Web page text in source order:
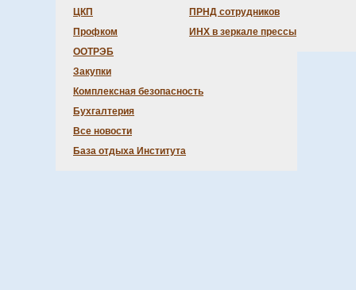
ЦКП
Профком
ООТРЭБ
Закупки
Комплексная безопасность
Бухгалтерия
Все новости
База отдыха Института
ПРНД сотрудников
ИНХ в зеркале прессы